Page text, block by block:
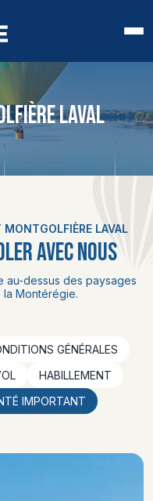
LAVAL
LAVAL
AVEC NOUS
au-dessus des paysages
Montérégie.
GÉNÉRALES
HABILLEMENT
IMPORTANT